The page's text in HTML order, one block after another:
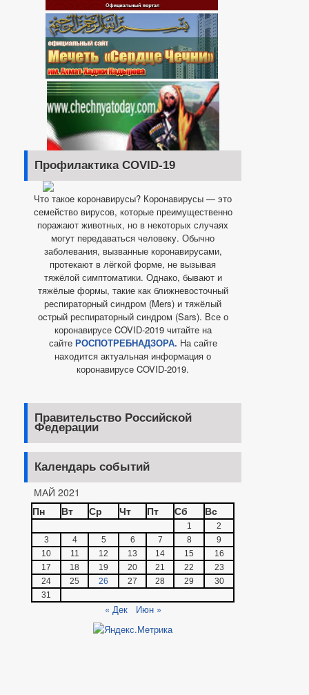
Профилактика COVID-19
Что такое коронавирусы? Коронавирусы — это
семейство вирусов, которые преимущественно
поражают животных, но в некоторых случаях
могут передаваться человеку. Обычно
заболевания, вызванные коронавирусами,
протекают в лёгкой форме, не вызывая
тяжёлой симптоматики. Однако, бывают и
тяжёлые формы, такие как ближневосточный
респираторный синдром (Mers) и тяжёлый
острый респираторный синдром (Sars). Все о
коронавирусе COVID-2019 читайте на
сайте РОСПОТРЕБНАДЗОРА. На сайте
находится актуальная информация о
коронавирусе COVID-2019.
Правительство Российской
Федерации
Календарь событий
МАЙ 2021
Пн
Вт Ср Чт Пт Сб Вс
1
2
3
4 5 6 7 8
9
10
11 12 13 14 15
16
17
18 19 20 21 22
23
24
25 26 27 28 29
30
31
« Дек Июн »